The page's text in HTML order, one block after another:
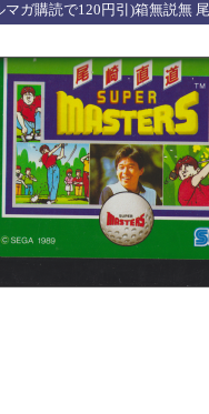
マガ購読で120円引)箱無説無